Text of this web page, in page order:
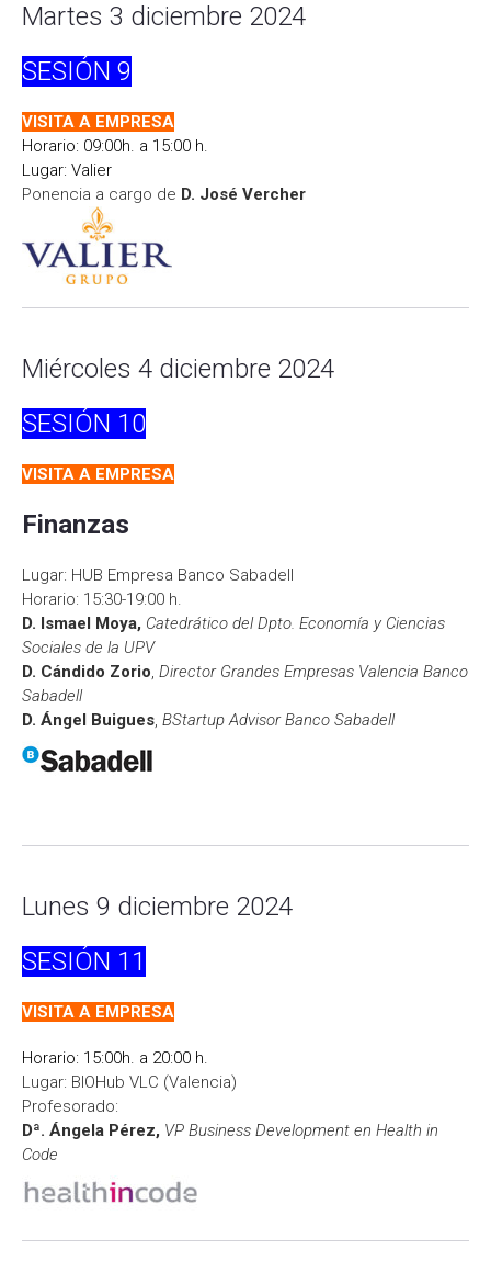
Martes 3 diciembre 2024
SESIÓN 9
VISITA A EMPRESA
Horario: 09:00h. a 15:00 h.
Lugar: Valier
Ponencia a cargo de D. José Vercher
Miércoles 4 diciembre 2024
SESIÓN 10
VISITA A EMPRESA
Finanzas
Lugar: HUB Empresa Banco Sabadell
Horario: 15:30-19:0­0 h.
D. Ismael Moya, Catedrático del Dpto. Economía y Ciencias
Sociales de la UPV
D. Cándido Zorio, Director Grandes Empresas Valencia Banco
Sabadell
D. Ángel Buigues, BStartup Advisor Banco Sabadell
Lunes 9 diciembre 2024
SESIÓN 11
VISITA A EMPRESA
Horario: 15:00h. a 20:00 h.
Lugar: BIOHub VLC (Valencia)
Profesorado:
Dª. Ángela Pérez, VP Business Development en Health in
Code